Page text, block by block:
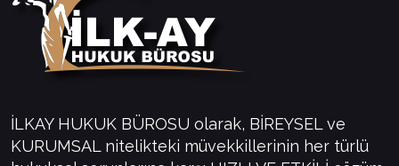
İLKAY HUKUK BÜROSU olarak, BİREYSEL ve
KURUMSAL nitelikteki müvekkillerinin her türlü